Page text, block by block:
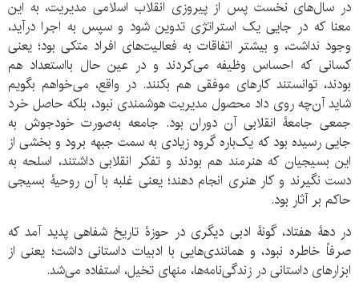
در سال‌های نخست پس از پیروزی انقلاب اسلامی مدیریت، به این
معنا که در جایی یک استراتژی تدوین شود و سپس به اجرا درآید،
وجود نداشت، و بیشتر اتفاقات به فعالیت‌های افراد متکی بود؛ یعنی
کسانی که احساس وظیفه می‌کردند و در عین حال بااستعداد هم
بودند، توانستند کارهای موفقی هم بکنند. در واقع، می‌خواهم بگویم
شاید آن‌چه روی داد محصول مدیریت هوشمندی نبود، بلکه حاصل خرد
جمعی جامعۀ انقلابی آن دوران بود. جامعه به‌صورت خودجوش به
جایی رسیده بود که یک‌باره گروه زیادی به سمت جبهه برود و بخشی از
این بسیجیان که هنرمند هم بودند و تفکر انقلابی داشتند، اسلحه به
دست نگیرند و کار هنری انجام دهند؛ یعنی غلبه با آن روحیۀ بسیجی
حاکم بر آثار بود.
در دهۀ هفتاد، گونۀ ادبی دیگری در حوزۀ تاریخ شفاهی پدید آمد که
صرفاً خاطره نبود، و همانندی‌هایی با ادبیات داستانی داشت؛ یعنی از
ابزارهای داستانی در زندگی‌نامه‌ها، منهای تخیل، استفاده می‌شد.